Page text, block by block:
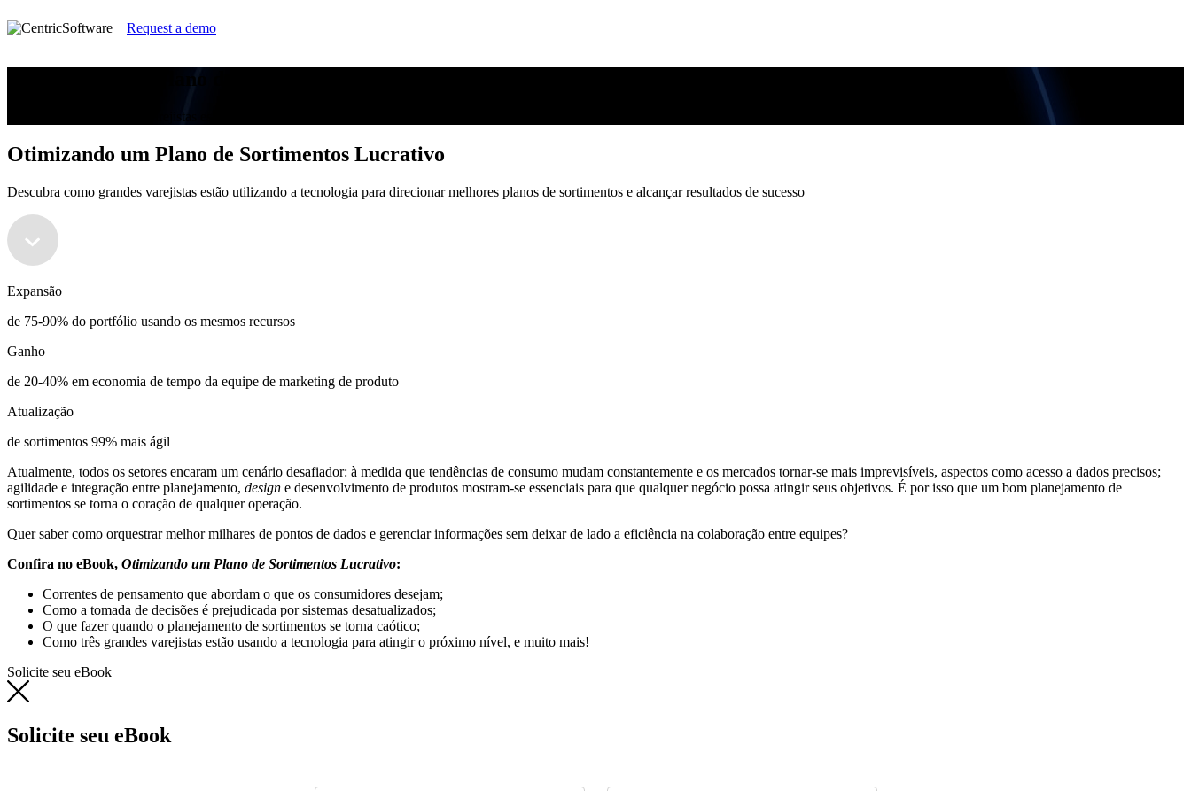
Request a demo
Otimizando um Plano de Sortimentos Lucrativo
Descubra como grandes varejistas estão utilizando a tecnologia para direcionar melhores planos de sortimentos e alcançar resultados de sucesso
Otimizando um Plano de Sortimentos Lucrativo
Descubra como grandes varejistas estão utilizando a tecnologia para direcionar melhores planos de sortimentos e alcançar resultados de sucesso
Expansão
de 75-90% do portfólio usando os mesmos recursos
Ganho
de 20-40% em economia de tempo da equipe de marketing de produto
Atualização
de sortimentos 99% mais ágil
Atualmente, todos os setores encaram um cenário desafiador: à medida que tendências de consumo mudam constantemente e os mercados tornar-se mais imprevisíveis, aspectos como acesso a dados precisos;
agilidade e integração entre planejamento, design e desenvolvimento de produtos mostram-se essenciais para que qualquer negócio possa atingir seus objetivos. É por isso que um bom planejamento de
sortimentos se torna o coração de qualquer operação.
Quer saber como orquestrar melhor milhares de pontos de dados e gerenciar informações sem deixar de lado a eficiência na colaboração entre equipes?
Confira no eBook, Otimizando um Plano de Sortimentos Lucrativo:
Correntes de pensamento que abordam o que os consumidores desejam;
Como a tomada de decisões é prejudicada por sistemas desatualizados;
O que fazer quando o planejamento de sortimentos se torna caótico;
Como três grandes varejistas estão usando a tecnologia para atingir o próximo nível, e muito mais!
Solicite seu eBook
Solicite seu eBook